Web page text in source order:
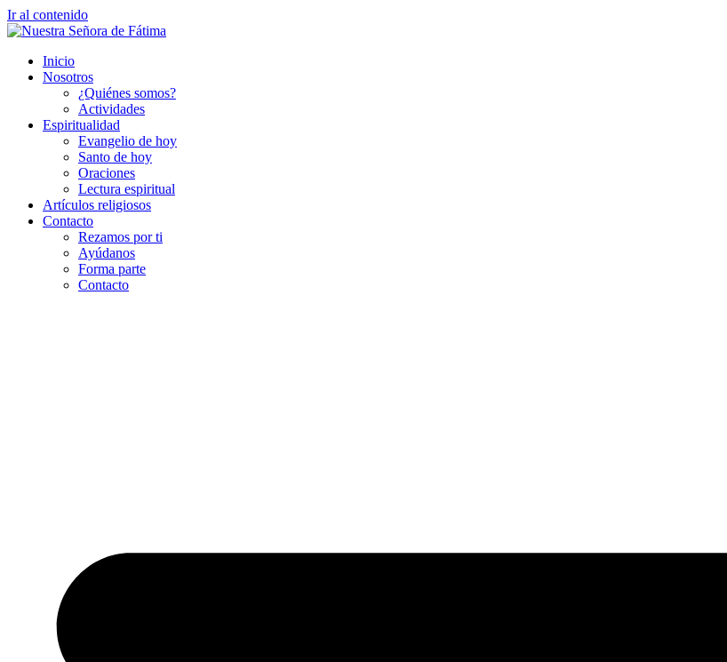
Ir al contenido
Inicio
Nosotros
¿Quiénes somos?
Actividades
Espiritualidad
Evangelio de hoy
Santo de hoy
Oraciones
Lectura espiritual
Artículos religiosos
Contacto
Rezamos por ti
Ayúdanos
Forma parte
Contacto